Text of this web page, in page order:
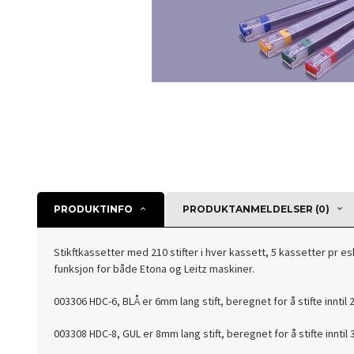
PRODUKTINFO PRODUKTANMELDELSER (0)
Stikftkassetter med 210 stifter i hver kassett, 5 kassetter pr
funksjon for både Etona og Leitz maskiner.
003306 HDC-6, BLÅ er 6mm lang stift, beregnet for å stifte inntil
003308 HDC-8, GUL er 8mm lang stift, beregnet for å stifte inntil